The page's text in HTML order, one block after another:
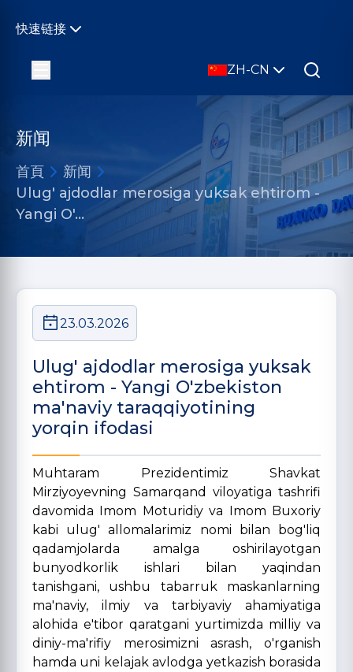
快速链接
ZH-CN
新闻
首頁
新闻
Ulug' ajdodlar merosiga yuksak ehtirom -
Yangi O'…
23.03.2026
Ulug' ajdodlar merosiga yuksak
ehtirom - Yangi O'zbekiston
ma'naviy taraqqiyotining
yorqin ifodasi
Muhtaram Prezidentimiz Shavkat
Mirziyoyevning Samarqand viloyatiga tashrifi
davomida Imom Moturidiy va Imom Buxoriy
kabi ulug' allomalarimiz nomi bilan bog'liq
qadamjolarda amalga oshirilayotgan
bunyodkorlik ishlari bilan yaqindan
tanishgani, ushbu tabarruk maskanlarning
ma'naviy, ilmiy va tarbiyaviy ahamiyatiga
alohida e'tibor qaratgani yurtimizda milliy va
diniy-ma'rifiy merosimizni asrash, o'rganish
hamda uni kelajak avlodga yetkazish borasida